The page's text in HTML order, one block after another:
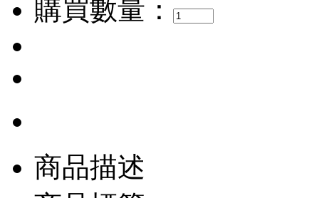
購買數量：
商品描述